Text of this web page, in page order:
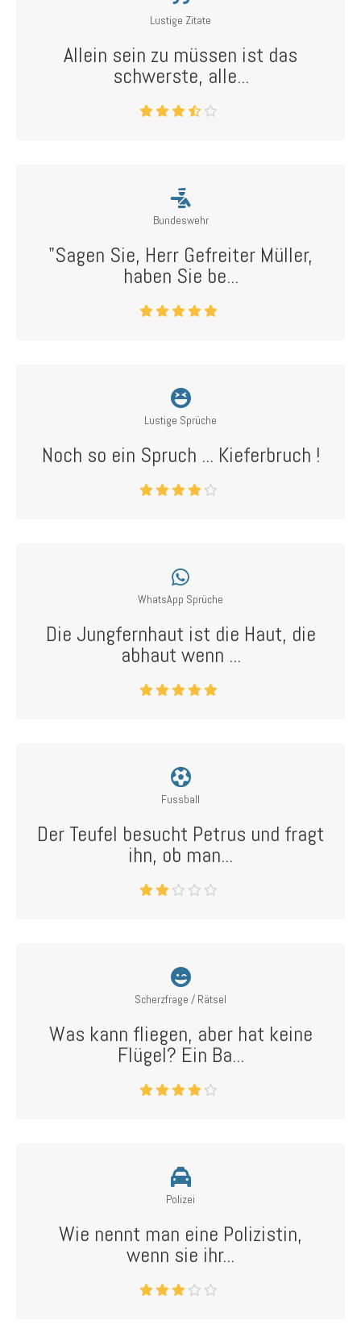
Lustige Zitate
Allein sein zu müssen ist das
schwerste, alle...
Bundeswehr
"Sagen Sie, Herr Gefreiter Müller,
haben Sie be...
Lustige Sprüche
Noch so ein Spruch ... Kieferbruch !
WhatsApp Sprüche
Die Jungfernhaut ist die Haut, die
abhaut wenn ...
Fussball
Der Teufel besucht Petrus und fragt
ihn, ob man...
Scherzfrage / Rätsel
Was kann fliegen, aber hat keine
Flügel? Ein Ba...
Polizei
Wie nennt man eine Polizistin,
wenn sie ihr...